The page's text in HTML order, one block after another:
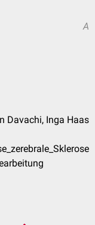
A
Davachi, Inga Haas